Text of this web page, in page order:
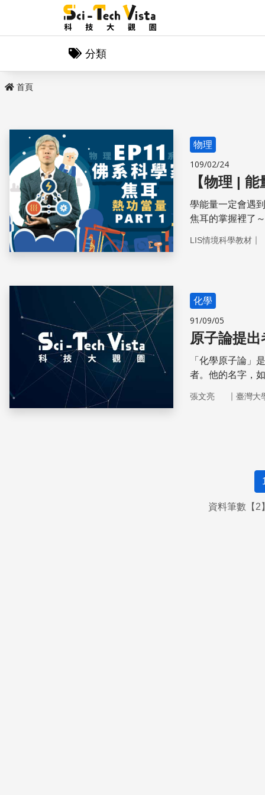
分類
首頁
物理
109/02/24
【物理 |
學能量一定會遇
焦耳的掌握裡了～
LIS情境科學教材｜
化學
91/09/05
原子論提
「化學原子論」
者。他的名字，
張文亮 ｜ 臺灣大
資料筆數【2